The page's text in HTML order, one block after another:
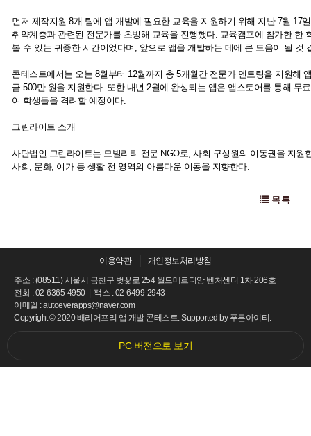
먼저 제작지원 8개 팀에 앱 개발에 필요한 교육을 지원하기 위해 지난 7월 17
취약계층과 관련된 전문가를 초빙해 교육을 진행했다. 교육캠프에 참가한 한
볼 수 있는 귀중한 시간이었다며, 앞으로 앱을 개발하는 데에 큰 도움이 될 것
콘테스트에서는 오는 8월부터 12월까지 총 5개월간 전문가 멘토링을 지원해
금 500만 원을 지원한다. 또한 내년 2월에 완성되는 앱은 앱스토어를 통해 무
여 학생들을 격려할 예정이다.
그린라이트 소개
사단법인 그린라이트는 모빌리티 전문 NGO로, 사회 구성원의 이동권을 지
사회, 문화, 여가 등 생활 전 영역의 아름다운 이동을 지향한다.
목록
이용약관
개인정보처리방침
주소 : (08511) 서울시 금천구 벚꽃로 254 월드메르디앙 벤처센터 1차 206호
전화 : 02-6365-4950 | 팩스 : 02-6499-2943
이메일 : autoeverapps@naver.com
Copyright © 2020 배리어프리 앱 개발 콘테스트. Supported by 푸른아이티.
PC 버전으로 보기